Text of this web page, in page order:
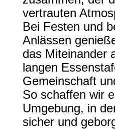
vertrauten
Bei Festen und
Anlässen
das Miteinander
langen
Gemeinschaft
So schaffen wir
Umgebung, in
sicher und